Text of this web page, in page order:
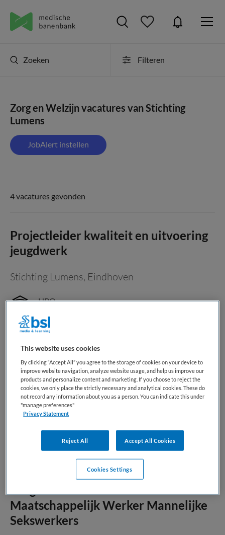
Zoeken Filteren
Zorg en Welzijn vacatures van Stichting
Lumens
JobAlert instellen
4 vacatures gevonden
Projectleider kwaliteit en uitvoering
jeugdwerk
Stichting Lumens, Eindhoven
HBO
Fulltime
Projectleider kwaliteit en uitvoering jeugdwerk 32-36 uur
(tijdelijke opdracht voor 6 maanden, met mogelijkheid tot
verlenging) Bij Lumens werken we iedere dag aan sterke
wijken, kansrijke jeugd en veerkrachtige inwoners. Binnen
ons jeugdwerk zetten bevlogen professionals...
Bekijk vacature Bewaren
Zorgcoördinator Mensenhandel/
Maatschappelijk Werker Mannelijke
Sekswerkers
This website uses cookies
By clicking “Accept All” you agree to the storage of cookies on your device to
improve website navigation, analyze website usage, and help us improve our
products and personalize content and marketing. If you choose to reject the
cookies, we only place the strictly necessary and analytical cookies. These do
not record any information about you as a person. You can indicate this under
"manage preferences"
Privacy Statement
Reject All Accept All Cookies
Cookies Settings